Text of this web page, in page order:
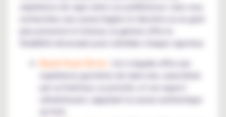
expérience de vape selon vos préférences. Que vous
recherchiez une saveur légère et discrète ou un goût
plus prononcé et intense, la gamme offre la
flexibilité nécessaire pour satisfaire chaque vapoteur.
Black Pearl 50 ml :
Cet e-liquide offre une
expérience gustative de raisin noir, caractérisé
rafraîchissant, rappelant la saveur authentique